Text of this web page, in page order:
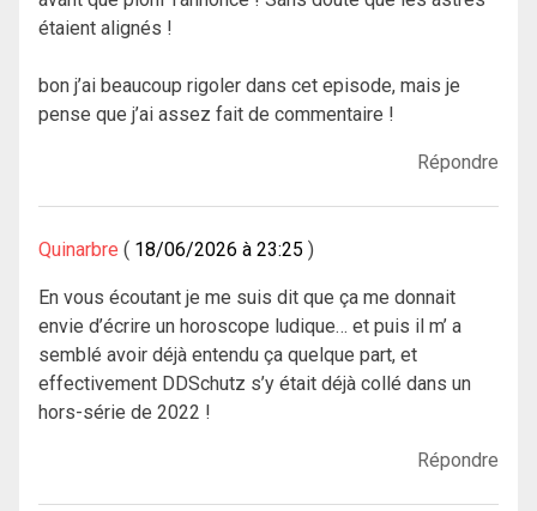
étaient alignés !
bon j’ai beaucoup rigoler dans cet episode, mais je
pense que j’ai assez fait de commentaire !
Répondre
Quinarbre 18/06/2026 à 23:25
En vous écoutant je me suis dit que ça me donnait
envie d’écrire un horoscope ludique… et puis il m’ a
semblé avoir déjà entendu ça quelque part, et
effectivement DDSchutz s’y était déjà collé dans un
hors-série de 2022 !
Répondre